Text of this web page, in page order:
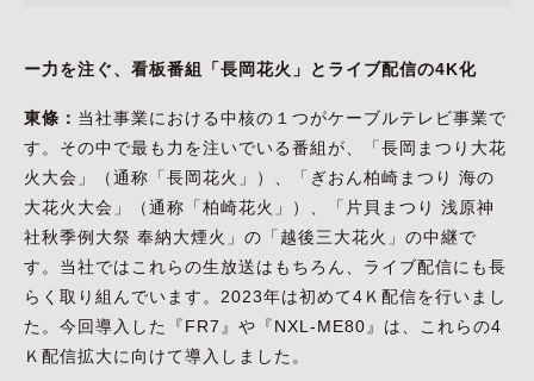
ー力を注ぐ、看板番組「長岡花火」とライブ配信の4K化
東條： 当社事業における中核の１つがケーブルテレビ事業で
す。その中で最も力を注いでいる番組が、「長岡まつり大花
火大会」（通称「長岡花火」）、「ぎおん柏崎まつり 海の
大花火大会」（通称「柏崎花火」）、「片貝まつり 浅原神
社秋季例大祭 奉納大煙火」の「越後三大花火」の中継で
す。当社ではこれらの生放送はもちろん、ライブ配信にも長
らく取り組んでいます。2023年は初めて4Ｋ配信を行いまし
た。今回導入した『FR7』や『NXL-ME80』は、これらの4
Ｋ配信拡大に向けて導入しました。